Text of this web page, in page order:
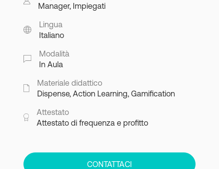
Manager, Impiegati
Lingua
Italiano
Modalità
In Aula
Materiale didattico
Dispense, Action Learning, Gamification
Attestato
Attestato di frequenza e profitto
CONTATTACI